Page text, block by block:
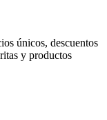
únicos, descuentos
y productos